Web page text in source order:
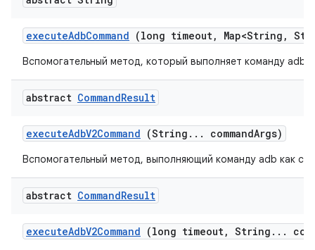
executeAdbCommand (long timeout, Map<String ,
Вспомогательный метод, который выполняет команду adb
abstract CommandResult
executeAdbV2Command (String . . . commandArgs)
Вспомогательный метод, выполняющий команду adb как
abstract CommandResult
executeAdbV2Command (long timeout, String . . .